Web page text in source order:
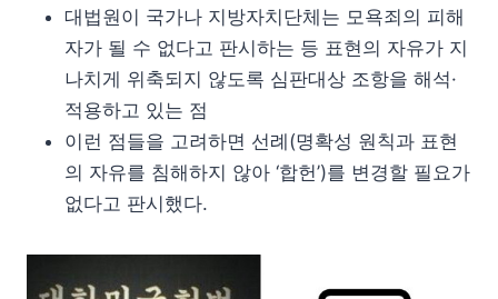
대법원이 국가나 지방자치단체는 모욕죄의 피해
자가 될 수 없다고 판시하는 등 표현의 자유가 지
나치게 위축되지 않도록 심판대상 조항을 해석·
적용하고 있는 점
이런 점들을 고려하면 선례(명확성 원칙과 표현
의 자유를 침해하지 않아 ‘합헌’)를 변경할 필요가
없다고 판시했다.